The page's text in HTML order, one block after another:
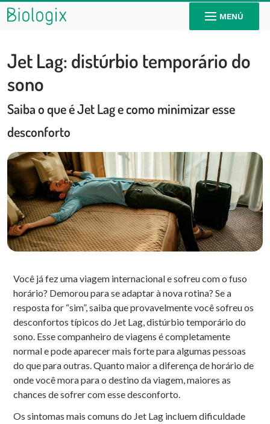
MENÚ
Jet Lag: distúrbio temporário do
sono
Saiba o que é Jet Lag e como minimizar esse
desconforto
Você já fez uma viagem internacional e sofreu com o fuso
horário? Demorou para se adaptar à nova rotina? Se a
resposta for “sim”, saiba que provavelmente você sofreu os
desconfortos típicos do Jet Lag, distúrbio temporário do
sono. Esse companheiro de viagens é completamente
normal e pode aparecer mais forte para algumas pessoas
do que para outras. Quanto maior a diferença de horário de
onde você mora para o destino da viagem, maiores as
chances de sofrer com esse desconforto.
Os sintomas mais comuns do Jet Lag incluem dificuldade